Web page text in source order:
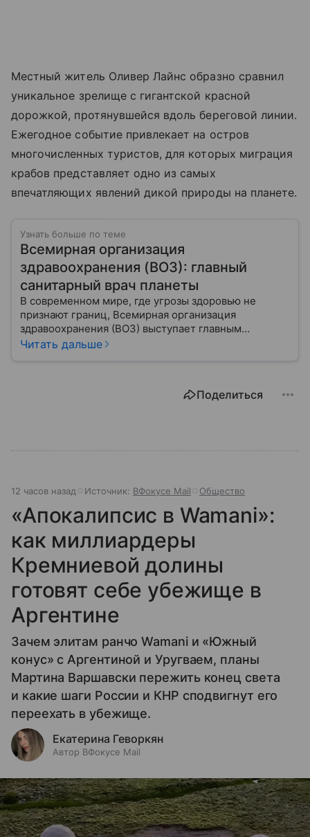
Местный житель Оливер Лайнс образно сравнил
уникальное зрелище с гигантской красной
дорожкой, протянувшейся вдоль береговой линии.
Ежегодное событие привлекает на остров
многочисленных туристов, для которых миграция
крабов представляет одно из самых
впечатляющих явлений дикой природы на планете.
Узнать больше по теме
Всемирная организация
здравоохранения (ВОЗ): главный
санитарный врач планеты
В современном мире, где угрозы здоровью не
признают границ, Всемирная организация
здравоохранения (ВОЗ) выступает главным
координатором глобального здравоохранения. Эта
миллиардов людей. Как устроен этот «командный
Читать дальше
Поделиться
12 часов назад Источник: ВФокусе Mail Общество
«Апокалипсис в Wamani»:
как миллиардеры
Кремниевой долины
готовят себе убежище в
Аргентине
Зачем элитам ранчо Wamani и «Южный
конус» с Аргентиной и Уругваем, планы
Мартина Варшавски пережить конец света
и какие шаги России и КНР сподвигнут его
переехать в убежище.
Екатерина Геворкян
Автор ВФокусе Mail